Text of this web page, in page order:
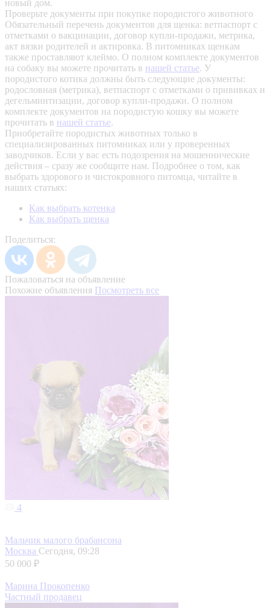
новый дом.
Проверьте документы при покупке породистого животного
Обязательный перечень документов для щенка: ветпаспорт с
отметками о вакцинации, договор купли-продажи, метрика,
акт вязки родителей и актировка. В питомниках щенкам
также проставляют клеймо. О полном комплекте документов
на собаку вы можете прочитать в нашей статье. У
породистого котика должны быть следующие документы:
родословная (метрика), ветпаспорт с отметками о прививках и
дегельминтизации, договор купли-продажи. О полном
комплекте документов на породистую кошку вы можете
прочитать в нашей статье.
Приобретайте породистых животных только в
специализированных питомниках или у проверенных
заводчиков. Если у вас есть подозрения на мошеннические
действия – сразу же сообщите нам. Подробнее о том, как
выбрать здорового и чистокровного питомца, читайте в
наших статьях:
Как выбрать котенка
Как выбрать щенка
Поделиться:
Пожаловаться на объявление
Похожие объявления Посмотреть все
4
Мальчик малого брабансона
Москва Сегодня, 09:28
50 000 ₽
Марина Прокопенко
Частный продавец